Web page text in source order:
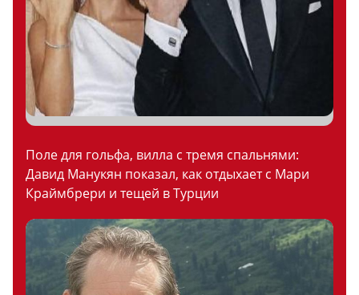
Поле для гольфа, вилла с тремя спальнями:
Давид Манукян показал, как отдыхает с Мари
Краймбрери и тещей в Турции